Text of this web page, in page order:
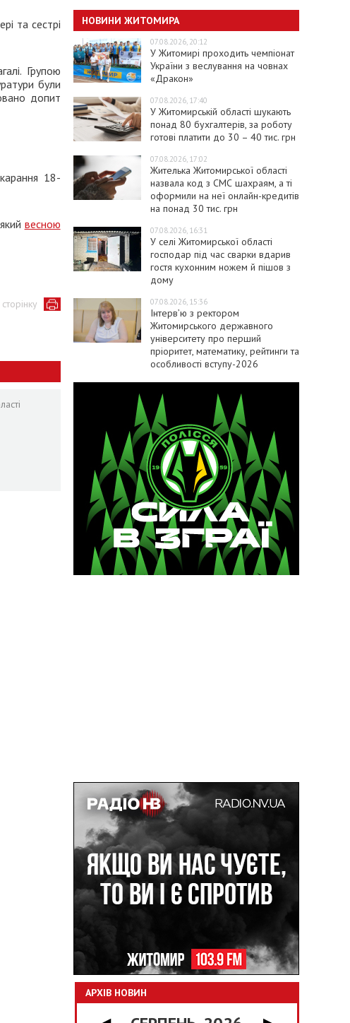
та сестрі
Групою
були
допит
18-
весною
НОВИНИ ЖИТОМИРА
07.08.2026, 20:12
У Житомирі проходить чемпіонат
України з веслування на човнах
«Дракон»
07.08.2026, 17:40
У Житомирській області шукають
понад 80 бухгалтерів, за роботу
готові платити до 30 – 40 тис. грн
07.08.2026, 17:02
Жителька Житомирської області
назвала код з СМС шахраям, а ті
оформили на неї онлайн-кредитів
на понад 30 тис. грн
07.08.2026, 16:31
У селі Житомирської області
господар під час сварки вдарив
гостя кухонним ножем й пішов з
дому
07.08.2026, 15:36
Інтерв’ю з ректором
Житомирського державного
університету про перший
пріоритет, математику, рейтинги та
особливості вступу-2026
АРХІВ НОВИН